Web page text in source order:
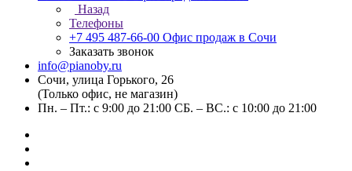
Назад
Телефоны
+7 495 487-66-00 Офис продаж в Сочи
Заказать звонок
info@pianoby.ru
Сочи, улица Горького, 26
(Только офис, не магазин)
Пн. – Пт.: с 9:00 до 21:00 СБ. – ВС.: с 10:00 до 21:00